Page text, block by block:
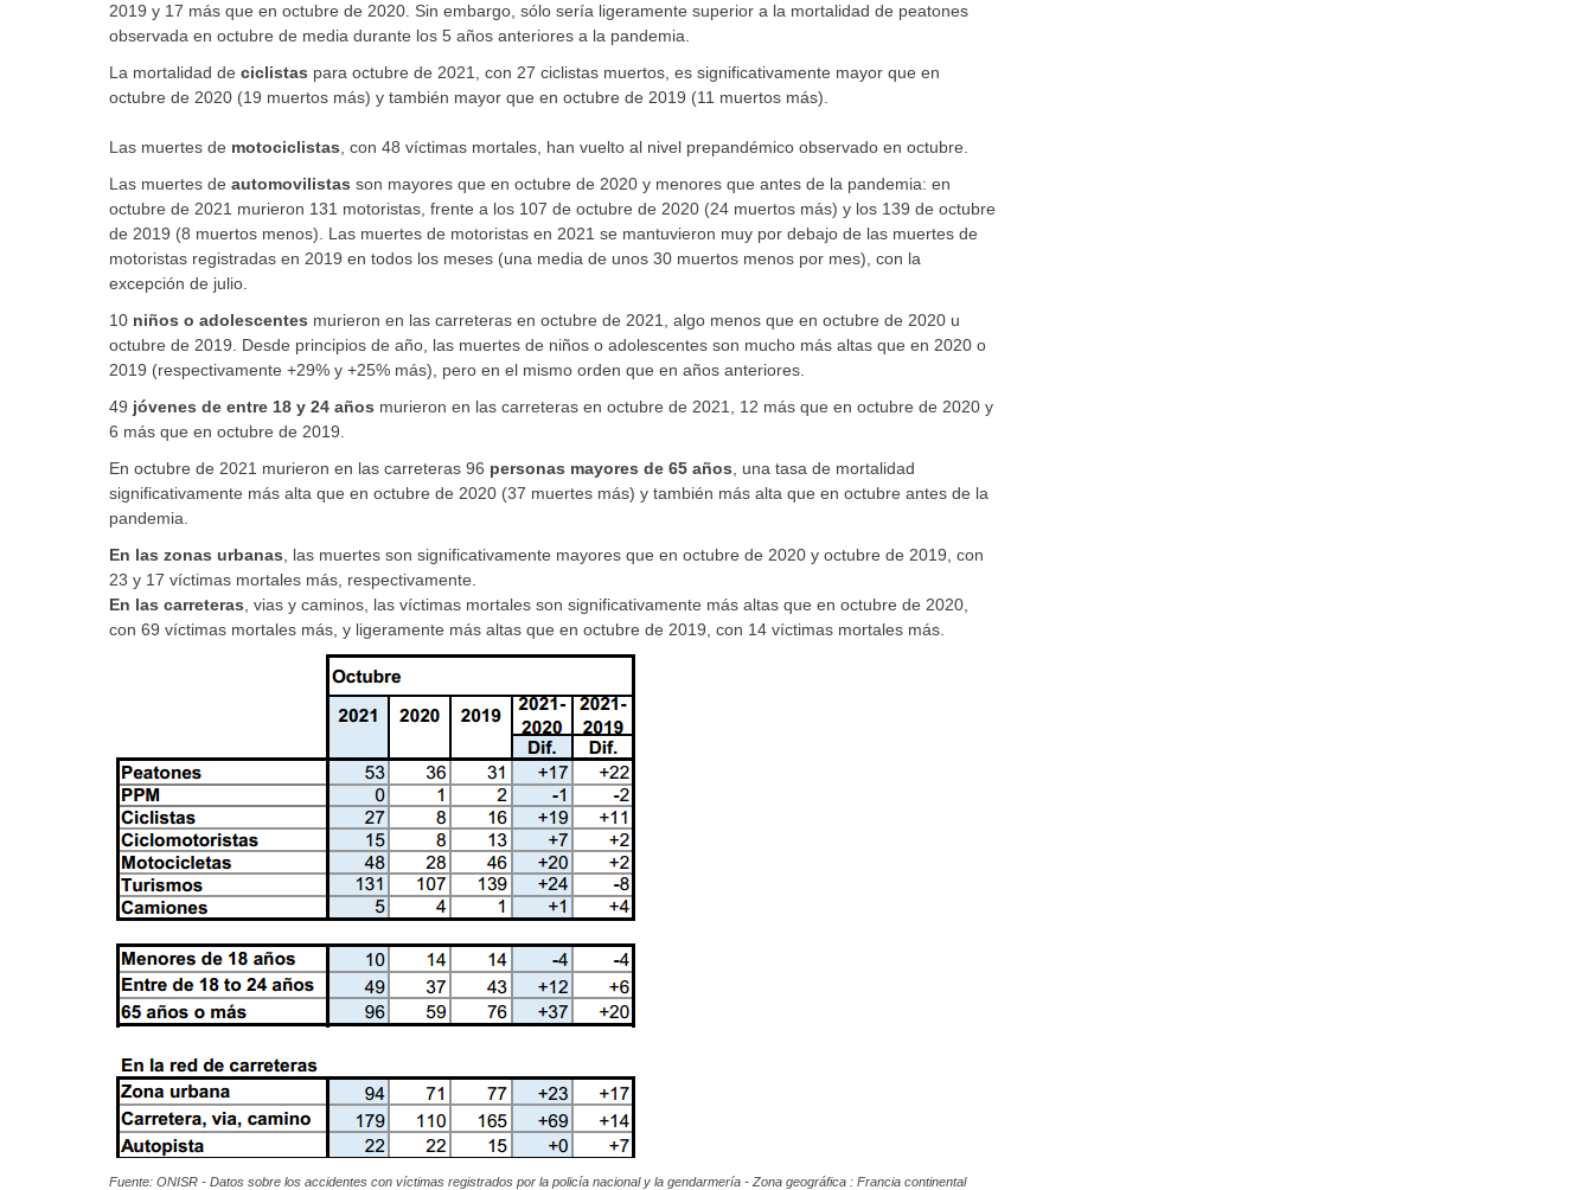
2019 y 17 más que en octubre de 2020. Sin embargo, sólo sería ligeramente superior a la mortalidad de peatones
observada en octubre de media durante los 5 años anteriores a la pandemia.
La mortalidad de ciclistas para octubre de 2021, con 27 ciclistas muertos, es significativamente mayor que en
octubre de 2020 (19 muertos más) y también mayor que en octubre de 2019 (11 muertos más).
Las muertes de motociclistas , con 48 víctimas mortales, han vuelto al nivel prepandémico observado en octubre.
Las muertes de automovilistas son mayores que en octubre de 2020 y menores que antes de la pandemia: en
octubre de 2021 murieron 131 motoristas, frente a los 107 de octubre de 2020 (24 muertos más) y los 139 de octubre
de 2019 (8 muertos menos). Las muertes de motoristas en 2021 se mantuvieron muy por debajo de las muertes de
motoristas registradas en 2019 en todos los meses (una media de unos 30 muertos menos por mes), con la
excepción de julio.
10 niños o adolescentes murieron en las carreteras en octubre de 2021, algo menos que en octubre de 2020 u
octubre de 2019. Desde principios de año, las muertes de niños o adolescentes son mucho más altas que en 2020 o
2019 (respectivamente +29% y +25% más), pero en el mismo orden que en años anteriores.
49 jóvenes de entre 18 y 24 años murieron en las carreteras en octubre de 2021, 12 más que en octubre de 2020 y
6 más que en octubre de 2019.
En octubre de 2021 murieron en las carreteras 96 personas mayores de 65 años , una tasa de mortalidad
significativamente más alta que en octubre de 2020 (37 muertes más) y también más alta que en octubre antes de la
pandemia.
En las zonas urbanas , las muertes son significativamente mayores que en octubre de 2020 y octubre de 2019, con
23 y 17 víctimas mortales más, respectivamente.
En las carreteras , vias y caminos, las víctimas mortales son significativamente más altas que en octubre de 2020,
con 69 víctimas mortales más, y ligeramente más altas que en octubre de 2019, con 14 víctimas mortales más.
Fuente: ONISR - Datos sobre los accidentes con víctimas registrados por la policía nacional y la gendarmería - Zona geográfica : Francia continental